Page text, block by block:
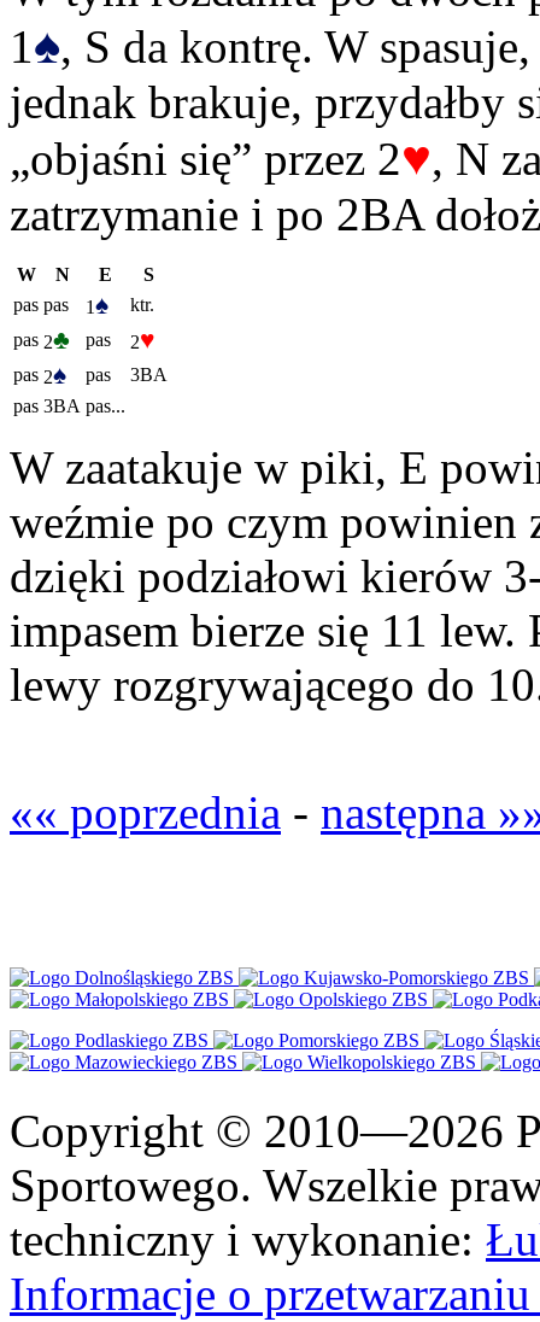
1 ♠, S da kontrę. W
jednak brakuje, przydałby
„objaśni się” przez 2♥, N
zatrzymanie i po 2BA
W N E
S
pas pas 1♠
ktr.
pas 2♣ pas 2♥
pas 2♠ pas
3BA
pas 3BA pas...
W zaatakuje w piki, E
weźmie po czym powinien
dzięki podziałowi kierów
impasem bierze się 11
lewy rozgrywającego do
«« poprzednia - następna
Copyright © 2010—2026
Sportowego. Wszelkie
techniczny i wykonanie:
Informacje o